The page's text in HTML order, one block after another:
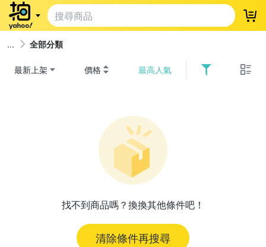
登
全部分類
最新上架 價格 最高人氣
找不到商品嗎？換換其他條件吧！
清除條件再搜尋